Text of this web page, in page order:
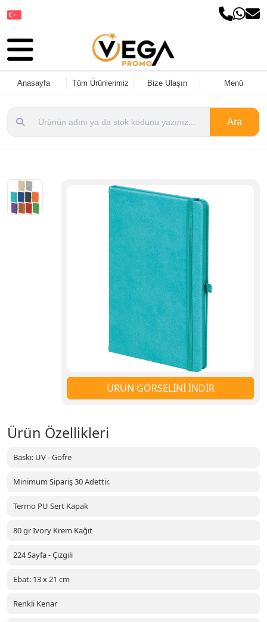
Anasayfa Tüm Ürünlerimiz Bize Ulaşın Menü
Ara
ÜRÜN GÖRSELİNİ İNDİR
Ürün Özellikleri
Baskı: UV - Gofre
Minimum Sipariş 30 Adettir.
Termo PU Sert Kapak
80 gr Ivory Krem Kağıt
224 Sayfa - Çizgili
Ebat: 13 x 21 cm
Renkli Kenar